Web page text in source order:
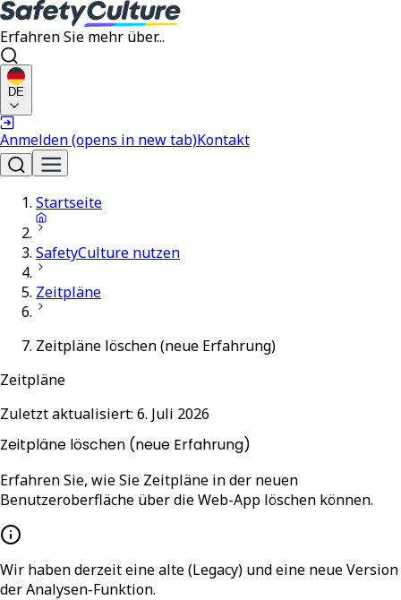
Erfahren Sie mehr über...
DE
Anmelden(opens in new tab)Kontakt
Startseite
SafetyCulture nutzen
Zeitpläne
Zeitpläne löschen (neue Erfahrung)
Zeitpläne
Zuletzt aktualisiert: 6. Juli 2026
Zeitpläne löschen (neue Erfahrung)
Erfahren Sie, wie Sie Zeitpläne in der neuen
Benutzeroberfläche über die Web-App löschen können.
Wir haben derzeit eine alte (Legacy) und eine neue Version
der Analysen-Funktion.